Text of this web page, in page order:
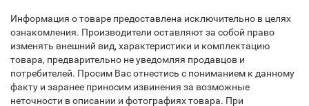
Информация о товаре предоставлена исключительно в целях
ознакомления. Производители оставляют за собой право
изменять внешний вид, характеристики и комплектацию
товара, предварительно не уведомляя продавцов и
потребителей. Просим Вас отнестись с пониманием к данному
факту и заранее приносим извинения за возможные
неточности в описании и фотографиях товара. При